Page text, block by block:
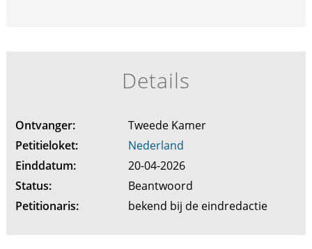
Details
Ontvanger:
Tweede Kamer
Petitieloket:
Nederland
Einddatum:
20-04-2026
Status:
Beantwoord
Petitionaris:
bekend bij de eindredactie